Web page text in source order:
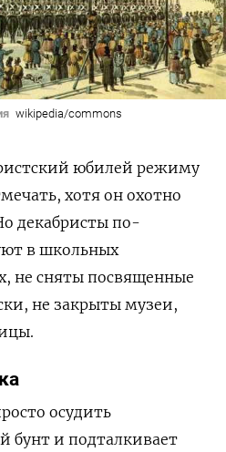
wikipedia/commons
юбилей режиму
хотя он охотно
декабристы по-
в школьных
не сняты посвященные
не закрыты музеи,
осудить
бунт и подталкивает